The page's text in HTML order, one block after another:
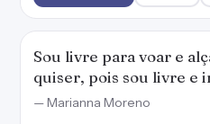
Sou livre para voar e
quiser, pois sou livre e
— Marianna Moreno